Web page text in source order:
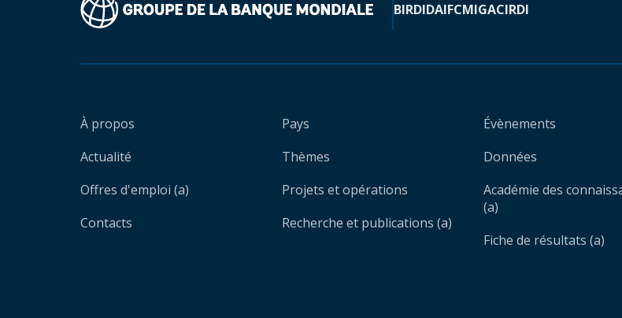
BIRDIDAIFCMIGACIRDI
À propos
Actualité
Offres d'emploi (a)
Contacts
Pays
Thèmes
Projets et opérations
Recherche et publications (a)
Évènements
Données
Académie des
(a)
Fiche de résultats (a)